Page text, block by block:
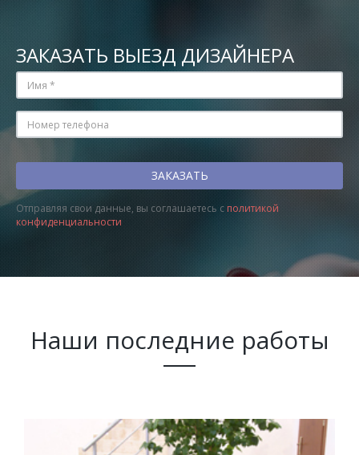
ЗАКАЗАТЬ ВЫЕЗД ДИЗАЙНЕРА
Отправляя свои данные, вы соглашаетесь с политикой
конфиденциальности
Наши последние работы